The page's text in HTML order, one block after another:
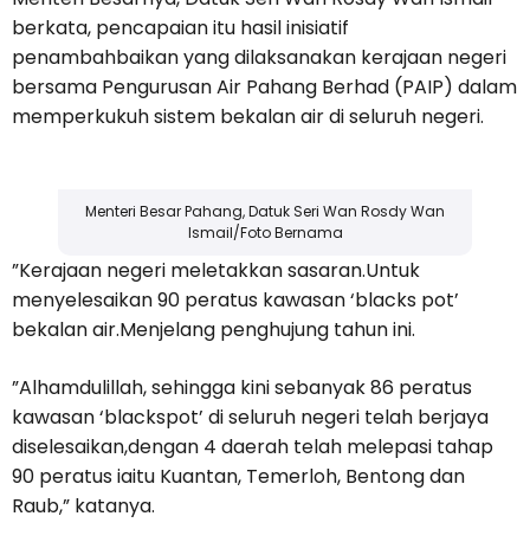
berkata, pencapaian itu hasil inisiatif
penambahbaikan yang dilaksanakan kerajaan negeri
bersama Pengurusan Air Pahang Berhad (PAIP) dalam
memperkukuh sistem bekalan air di seluruh negeri.
Menteri Besar Pahang, Datuk Seri Wan Rosdy Wan
Ismail/Foto Bernama
”Kerajaan negeri meletakkan sasaran.Untuk
menyelesaikan 90 peratus kawasan ‘blacks pot’
bekalan air.Menjelang penghujung tahun ini.
”Alhamdulillah, sehingga kini sebanyak 86 peratus
kawasan ‘blackspot’ di seluruh negeri telah berjaya
diselesaikan,dengan 4 daerah telah melepasi tahap
90 peratus iaitu Kuantan, Temerloh, Bentong dan
Raub,” katanya.